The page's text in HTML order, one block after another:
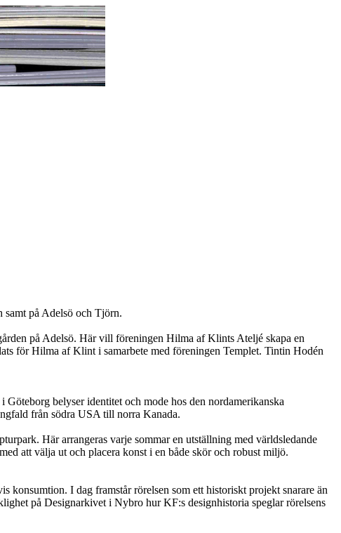
samt på Adelsö och Tjörn.
på Adelsö. Här vill föreningen Hilma af Klints Ateljé skapa en
för Hilma af Klint i samarbete med föreningen Templet. Tintin Hodén
Göteborg belyser identitet och mode hos den nordamerikanska
från södra USA till norra Kanada.
Här arrangeras varje sommar en utställning med världsledande
att välja ut och placera konst i en både skör och robust miljö.
konsumtion. I dag framstår rörelsen som ett historiskt projekt snarare än
på Designarkivet i Nybro hur KF:s designhistoria speglar rörelsens